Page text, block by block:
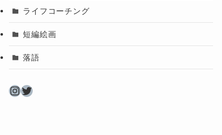
ライフコーチング
短編絵画
落語
Instagram
Twitter